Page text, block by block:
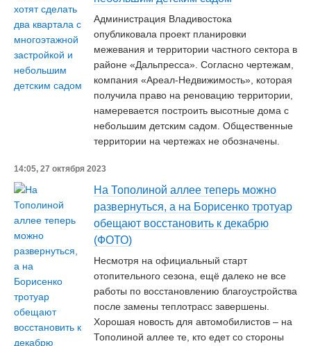
Администрация Владивостока
опубликовала проект планировки
межевания и территории частного сектора в
районе «Дальпресса». Согласно чертежам,
компания «Ареал-Недвижимость», которая
получила право на реновацию территории,
намеревается построить высотные дома с
небольшим детским садом. Общественные
территории на чертежах не обозначены.
14:05, 27 октября 2023
На Тополиной аллее теперь можно
развернуться, а на Борисенко тротуар
обещают восстановить к декабрю
(ФОТО)
Несмотря на официальный старт
отопительного сезона, ещё далеко не все
работы по восстановлению благоустройства
после замены теплотрасс завершены.
Хорошая новость для автомобилистов – на
Тополиной аллее те, кто едет со стороны